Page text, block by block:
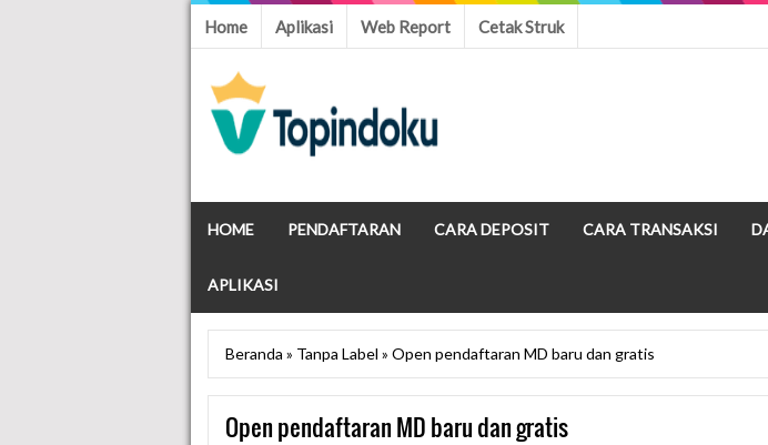
Home Aplikasi Web Report Cetak Struk
HOME PENDAFTARAN CARA DEPOSIT CARA TRANSAKSI
APLIKASI
Beranda » Tanpa Label » Open pendaftaran MD baru dan gratis
Open pendaftaran MD baru dan gratis